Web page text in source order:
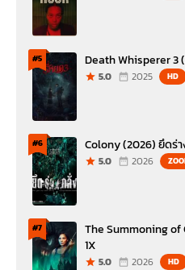
#5 Death Whisperer 3
5.0 2025 HD
#6 Colony (2026) ยึดร่
5.0 2026
#7
The Summoning of
1X
5.0 2026 HD